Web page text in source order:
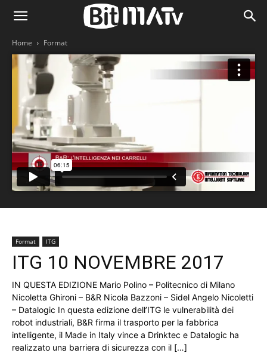
Home Format
Format ITG
ITG 10 NOVEMBRE 2017
IN QUESTA EDIZIONE Mario Polino – Politecnico di Milano
Nicoletta Ghironi – B&R Nicola Bazzoni – Sidel Angelo Nicoletti
– Datalogic In questa edizione dell’ITG le vulnerabilità dei
robot industriali, B&R firma il trasporto per la fabbrica
intelligente, il Made in Italy vince a Drinktec e Datalogic ha
realizzato una barriera di sicurezza con il […]